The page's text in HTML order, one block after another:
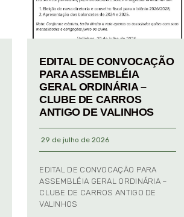
EDITAL DE CONVOCAÇÃO
PARA ASSEMBLÉIA
GERAL ORDINÁRIA –
CLUBE DE CARROS
ANTIGO DE VALINHOS
29 de julho de 2026
EDITAL DE CONVOCAÇÃO PARA
ASSEMBLÉIA GERAL ORDINÁRIA –
CLUBE DE CARROS ANTIGO DE
VALINHOS